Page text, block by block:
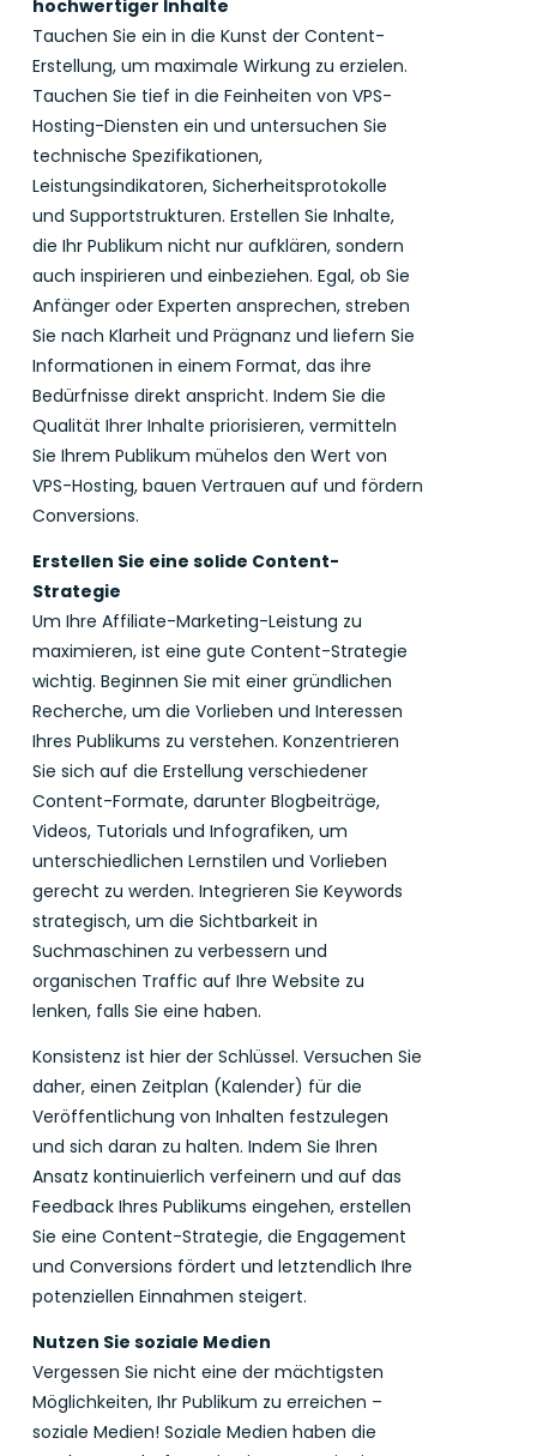
hochwertiger Inhalte
Tauchen Sie ein in die Kunst der Content-
Erstellung, um maximale Wirkung zu erzielen.
Tauchen Sie tief in die Feinheiten von VPS-
Hosting-Diensten ein und untersuchen Sie
technische Spezifikationen,
Leistungsindikatoren, Sicherheitsprotokolle
und Supportstrukturen. Erstellen Sie Inhalte,
die Ihr Publikum nicht nur aufklären, sondern
auch inspirieren und einbeziehen. Egal, ob Sie
Anfänger oder Experten ansprechen, streben
Sie nach Klarheit und Prägnanz und liefern Sie
Informationen in einem Format, das ihre
Bedürfnisse direkt anspricht. Indem Sie die
Qualität Ihrer Inhalte priorisieren, vermitteln
Sie Ihrem Publikum mühelos den Wert von
VPS-Hosting, bauen Vertrauen auf und fördern
Conversions.
Erstellen Sie eine solide Content-
Strategie
Um Ihre Affiliate-Marketing-Leistung zu
maximieren, ist eine gute Content-Strategie
wichtig. Beginnen Sie mit einer gründlichen
Recherche, um die Vorlieben und Interessen
Ihres Publikums zu verstehen. Konzentrieren
Sie sich auf die Erstellung verschiedener
Content-Formate, darunter Blogbeiträge,
Videos, Tutorials und Infografiken, um
unterschiedlichen Lernstilen und Vorlieben
gerecht zu werden. Integrieren Sie Keywords
strategisch, um die Sichtbarkeit in
Suchmaschinen zu verbessern und
organischen Traffic auf Ihre Website zu
lenken, falls Sie eine haben.
Konsistenz ist hier der Schlüssel. Versuchen Sie
daher, einen Zeitplan (Kalender) für die
Veröffentlichung von Inhalten festzulegen
und sich daran zu halten. Indem Sie Ihren
Ansatz kontinuierlich verfeinern und auf das
Feedback Ihres Publikums eingehen, erstellen
Sie eine Content-Strategie, die Engagement
und Conversions fördert und letztendlich Ihre
potenziellen Einnahmen steigert.
Nutzen Sie soziale Medien
Vergessen Sie nicht eine der mächtigsten
Möglichkeiten, Ihr Publikum zu erreichen –
soziale Medien! Soziale Medien haben die